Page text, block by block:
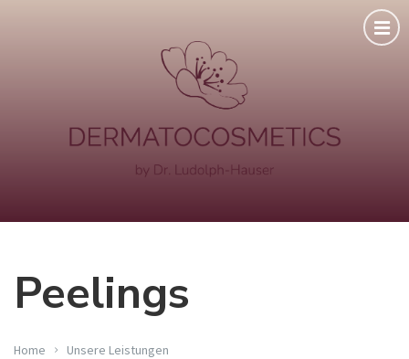
Peelings
Home Unsere Leistungen